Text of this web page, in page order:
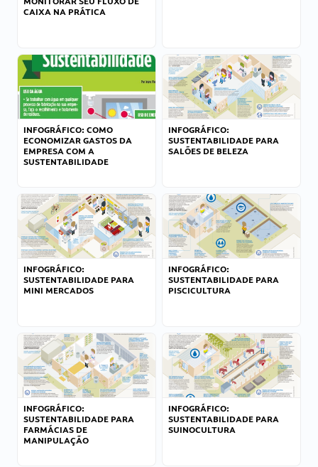
CAIXA NA PRÁTICA
INFOGRÁFICO: COMO
ECONOMIZAR GASTOS DA
EMPRESA COM A
SUSTENTABILIDADE
INFOGRÁFICO:
SUSTENTABILIDADE PARA
SALÕES DE BELEZA
INFOGRÁFICO:
SUSTENTABILIDADE PARA
MINI MERCADOS
INFOGRÁFICO:
SUSTENTABILIDADE PARA
PISCICULTURA
INFOGRÁFICO:
SUSTENTABILIDADE PARA
FARMÁCIAS DE
MANIPULAÇÃO
INFOGRÁFICO:
SUSTENTABILIDADE PARA
SUINOCULTURA